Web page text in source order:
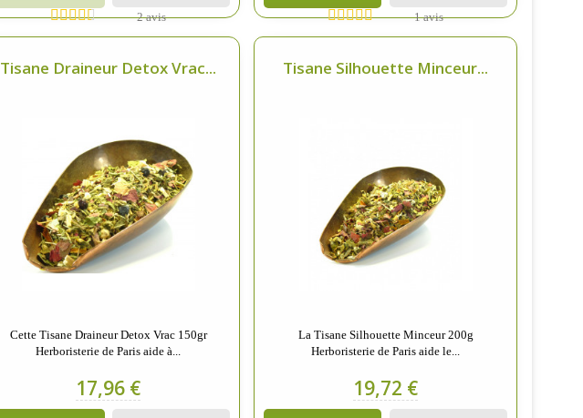
2 avis 1 avis
Tisane Draineur Detox Vrac...
Cette Tisane Draineur Detox Vrac 150gr
Herboristerie de Paris aide à...
17,96 €
Tisane Silhouette Minceur...
La Tisane Silhouette Minceur 200g
Herboristerie de Paris aide le...
19,72 €